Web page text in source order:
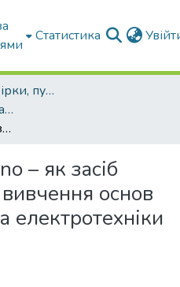
Статистика
Конференції, збірки, публікації молодих вчених і здобувачів : магістрів, бакалаврів, аспірантів.
Публікації здобувачів (бакалаврів. магістрів, аспірантів)
платформа Arduino – як засіб проектування та вивчення основ програмування та електротехніки
– як засіб
основ
електротехніки